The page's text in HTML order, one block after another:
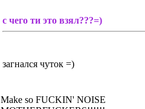
с чего ти это взял???=)
загнался чуток =)
Make so FUCKIN' NOISE